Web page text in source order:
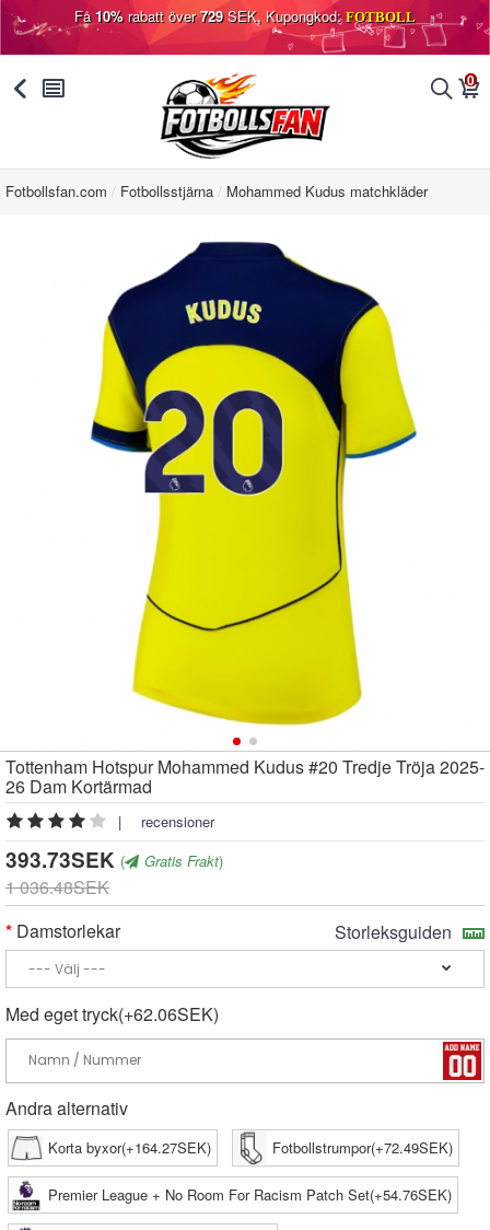
Få10%rabatt över729SEK, Kupongkod: FOTBOLL
󰅯 󰂩 󰂨 0
󰃦
Fotbollsfan.com Fotbollsstjärna Mohammed Kudus matchkläder
Tottenham Hotspur Mohammed Kudus #20 Tredje Tröja 2025-
26 Dam Kortärmad
| recensioner
393.73SEK ( Gratis Frakt)
1 036.48SEK
Damstorlekar
Storleksguiden
Med eget tryck(+62.06SEK)
Andra alternativ
Korta byxor(+164.27SEK) Fotbollstrumpor(+72.49SEK)
Premier League + No Room For Racism Patch Set(+54.76SEK)